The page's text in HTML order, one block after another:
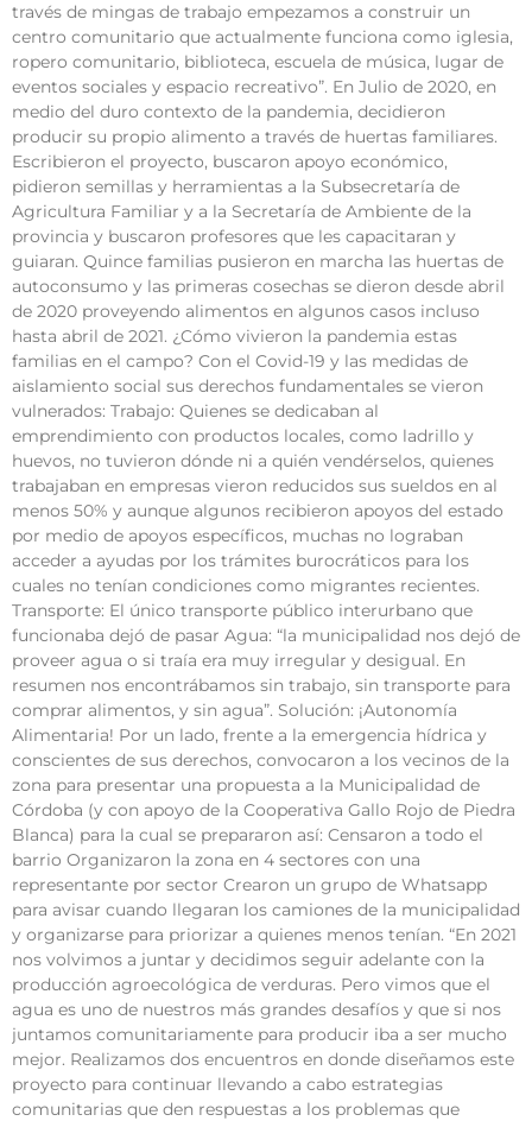
través de mingas de trabajo empezamos a construir un
centro comunitario que actualmente funciona como iglesia,
ropero comunitario, biblioteca, escuela de música, lugar de
eventos sociales y espacio recreativo”. En Julio de 2020, en
medio del duro contexto de la pandemia, decidieron
producir su propio alimento a través de huertas familiares.
Escribieron el proyecto, buscaron apoyo económico,
pidieron semillas y herramientas a la Subsecretaría de
Agricultura Familiar y a la Secretaría de Ambiente de la
provincia y buscaron profesores que les capacitaran y
guiaran. Quince familias pusieron en marcha las huertas de
autoconsumo y las primeras cosechas se dieron desde abril
de 2020 proveyendo alimentos en algunos casos incluso
hasta abril de 2021. ¿Cómo vivieron la pandemia estas
familias en el campo? Con el Covid-19 y las medidas de
aislamiento social sus derechos fundamentales se vieron
vulnerados: Trabajo: Quienes se dedicaban al
emprendimiento con productos locales, como ladrillo y
huevos, no tuvieron dónde ni a quién vendérselos, quienes
trabajaban en empresas vieron reducidos sus sueldos en al
menos 50% y aunque algunos recibieron apoyos del estado
por medio de apoyos específicos, muchas no lograban
acceder a ayudas por los trámites burocráticos para los
cuales no tenían condiciones como migrantes recientes.
Transporte: El único transporte público interurbano que
funcionaba dejó de pasar Agua: “la municipalidad nos dejó de
proveer agua o si traía era muy irregular y desigual. En
resumen nos encontrábamos sin trabajo, sin transporte para
comprar alimentos, y sin agua”. Solución: ¡Autonomía
Alimentaria! Por un lado, frente a la emergencia hídrica y
conscientes de sus derechos, convocaron a los vecinos de la
zona para presentar una propuesta a la Municipalidad de
Córdoba (y con apoyo de la Cooperativa Gallo Rojo de Piedra
Blanca) para la cual se prepararon así: Censaron a todo el
barrio Organizaron la zona en 4 sectores con una
representante por sector Crearon un grupo de Whatsapp
para avisar cuando llegaran los camiones de la municipalidad
y organizarse para priorizar a quienes menos tenían. “En 2021
nos volvimos a juntar y decidimos seguir adelante con la
producción agroecológica de verduras. Pero vimos que el
agua es uno de nuestros más grandes desafíos y que si nos
juntamos comunitariamente para producir iba a ser mucho
mejor. Realizamos dos encuentros en donde diseñamos este
proyecto para continuar llevando a cabo estrategias
comunitarias que den respuestas a los problemas que